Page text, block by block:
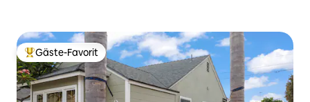
Beliebter Gäste-Favorit.
Gäste-Favorit